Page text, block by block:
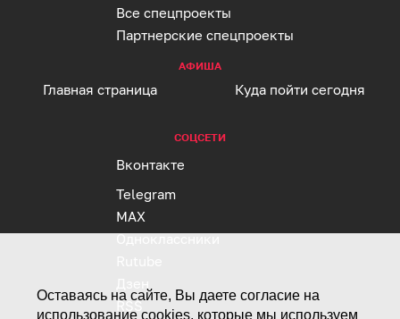
Оставаясь на сайте, Вы даете согласие на
использование cookies, которые мы используем
Все спецпроекты
Партнерские спецпроекты
АФИША
Главная страница Куда пойти сегодня
СОЦСЕТИ
Вконтакте
Telegram
MAX
Одноклассники
RSS